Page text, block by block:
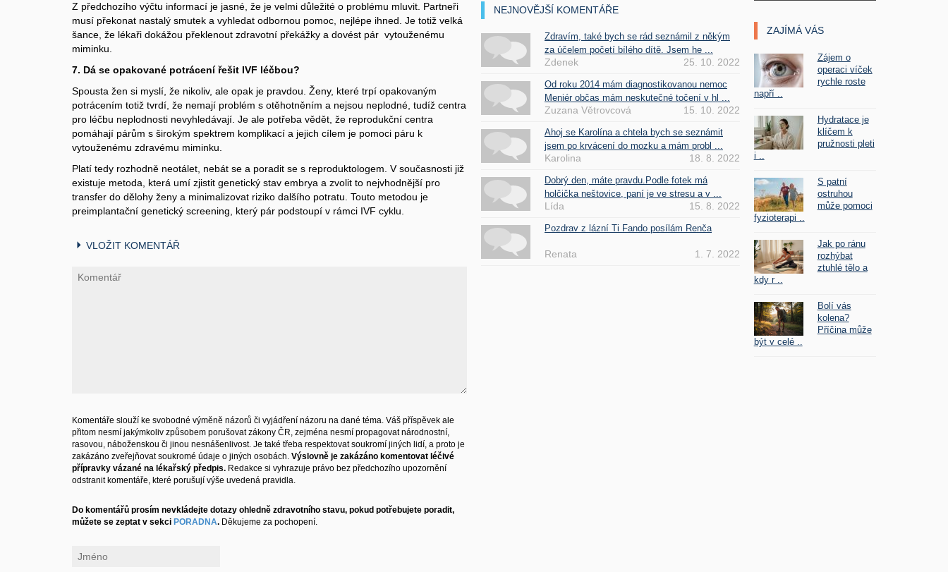
Z předchozího výčtu informací je jasné, že je velmi důležité o problému mluvit. Partneři
musí překonat nastalý smutek a vyhledat odbornou pomoc, nejlépe ihned. Je totiž velká
šance, že lékaři dokážou překlenout zdravotní překážky a dovést pár vytouženému
miminku.
7. Dá se opakované potrácení řešit IVF léčbou?
Spousta žen si myslí, že nikoliv, ale opak je pravdou. Ženy, které trpí opakovaným
potrácením totiž tvrdí, že nemají problém s otěhotněním a nejsou neplodné, tudíž centra
pro léčbu neplodnosti nevyhledávají. Je ale potřeba vědět, že reprodukční centra
pomáhají párům s širokým spektrem komplikací a jejich cílem je pomoci páru k
vytouženému zdravému miminku.
Platí tedy rozhodně neotálet, nebát se a poradit se s reproduktologem. V současnosti již
existuje metoda, která umí zjistit genetický stav embrya a zvolit to nejvhodnější pro
transfer do dělohy ženy a minimalizovat riziko dalšího potratu. Touto metodou je
preimplantační genetický screening, který pár podstoupí v rámci IVF cyklu.
VLOŽIT KOMENTÁŘ
Komentáře slouží ke svobodné výměně názorů či vyjádření názoru na dané téma. Váš příspěvek ale
přitom nesmí jakýmkoliv způsobem porušovat zákony ČR, zejména nesmí propagovat národnostní,
rasovou, náboženskou či jinou nesnášenlivost. Je také třeba respektovat soukromí jiných lidí, a proto je
zakázáno zveřejňovat soukromé údaje o jiných osobách. Výslovně je zakázáno komentovat léčivé
přípravky vázané na lékařský předpis. Redakce si vyhrazuje právo bez předchozího upozornění
odstranit komentáře, které porušují výše uvedená pravidla.
Do komentářů prosím nevkládejte dotazy ohledně zdravotního stavu, pokud potřebujete poradit,
můžete se zeptat v sekci PORADNA. Děkujeme za pochopení.
NEJNOVĚJŠÍ KOMENTÁŘE
Zdravím, také bych se rád seznámil z někým
za účelem početí bílého dítě. Jsem he ...
Zdenek 25. 10. 2022
Od roku 2014 mám diagnostikovanou nemoc
Meniér občas mám neskutečné točení v hl ...
Zuzana Větrovcová 15. 10. 2022
Ahoj se Karolína a chtela bych se seznámit
jsem po krvácení do mozku a mám probl ...
Karolina 18. 8. 2022
Dobrý den, máte pravdu.Podle fotek má
holčička neštovice, paní je ve stresu a v ...
Lída 15. 8. 2022
Pozdrav z lázní Ti Fando posílám Renča
Renata 1. 7. 2022
ZAJÍMÁ VÁS
Zájem o
operaci víček
rychle roste
napří ..
Hydratace je
klíčem k
pružnosti pleti
i ..
S patní
ostruhou
může pomoci
fyzioterapi ..
Jak po ránu
rozhýbat
ztuhlé tělo a
kdy r ..
Bolí vás
kolena?
Příčina může
být v celé ..